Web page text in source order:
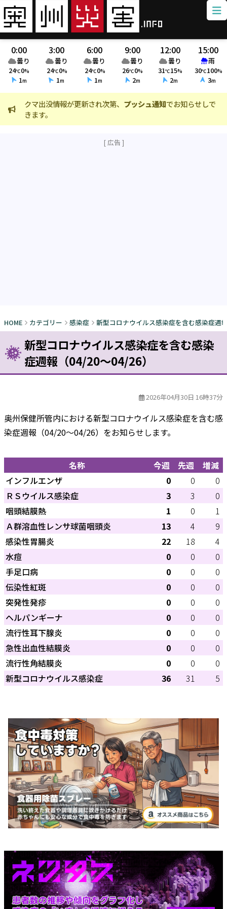
0:00
曇り
24℃0%
1m
3:00
曇り
24℃0%
1m
6:00
曇り
24℃0%
1m
9:00
曇り
26℃0%
2m
12:00
曇り
31℃15%
2m
15:00
雨
30℃100%
3m
クマ出没情報が更新され次第、 プッシュ通知でお知らせしで
きます。
HOME カテゴリー 感染症 新型コロナウイルス感染症を含む感染症週
新型コロナウイルス感染症を含む感染
症週報（04/20～04/26）
2026年04月30日 16時37分
奥州保健所管内における新型コロナウイルス感染症を含む感
染症週報（04/20～04/26）をお知らせします。
名称 今週 先週
増減
インフルエンザ
0 0
0
ＲＳウイルス感染症
3 3
0
咽頭結膜熱
1 0
1
Ａ群溶血性レンサ球菌咽頭炎
13 4
9
感染性胃腸炎
22 18
4
水痘
0 0
0
手足口病
0 0
0
伝染性紅斑
0 0
0
突発性発疹
0 0
0
ヘルパンギーナ
0 0
0
流行性耳下腺炎
0 0
0
急性出血性結膜炎
0 0
0
流行性角結膜炎
0 0
0
新型コロナウイルス感染症
36 31 5